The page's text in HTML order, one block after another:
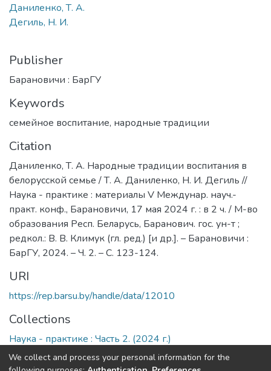
Даниленко, Т. А.
Дегиль, Н. И.
Publisher
Барановичи : БарГУ
Keywords
семейное воспитание, народные традиции
Citation
Даниленко, Т. А. Народные традиции воспитания в
белорусской семье / Т. А. Даниленко, Н. И. Дегиль //
Наука - практике : материалы V Междунар. науч.-
практ. конф., Барановичи, 17 мая 2024 г. : в 2 ч. / М-во
образования Респ. Беларусь, Баранович. гос. ун-т ;
редкол.: В. В. Климук (гл. ред.) [и др.]. – Барановичи :
БарГУ, 2024. – Ч. 2. – С. 123-124.
URI
https://rep.barsu.by/handle/data/12010
Collections
Наука - практике : Часть 2. (2024 г.)
Full item page
We collect and process your personal information for the